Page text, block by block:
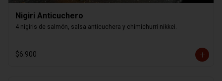
Nigiri Anticuchero
4 nigiris de salmón, salsa anticuchera y chimichurri nikkei.
$6.900